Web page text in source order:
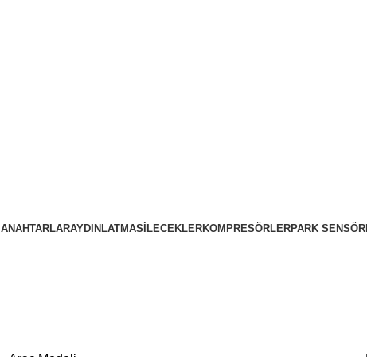
ANAHTARLARAYDINLATMASILECEKLERKOMPRESÖRLERPARK